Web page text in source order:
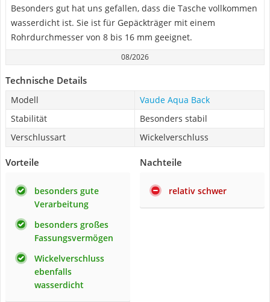
Besonders gut hat uns gefallen, dass die Tasche vollkommen
wasserdicht ist. Sie ist für Gepäckträger mit einem
Rohrdurchmesser von 8 bis 16 mm geeignet.
08/2026
Technische Details
Modell
Vaude Aqua Back
Stabilität
Besonders stabil
Verschlussart
Wickelverschluss
Vorteile
besonders gute
Verarbeitung
besonders großes
Fassungsvermögen
Wickelverschluss
ebenfalls
wasserdicht
Nachteile
relativ schwer